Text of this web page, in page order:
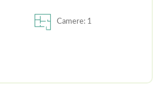
Camere: 1